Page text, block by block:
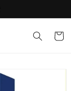
Cart